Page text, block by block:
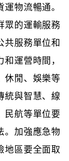
物流暢通。
眾的運輸服務
共服務單位和
運營時間，
休閒、娛樂等
統與智慧、線
民航等單位要
。加強應急物
地區要全面取